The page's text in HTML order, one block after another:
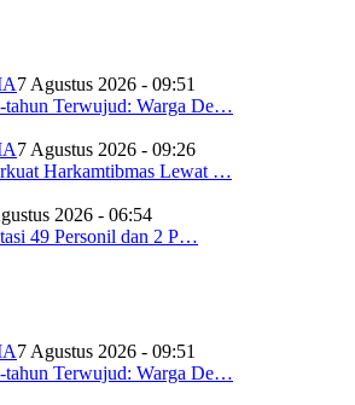
7 Agustus 2026 - 09:51
tahun Terwujud: Warga De…
7 Agustus 2026 - 09:26
Harkamtibmas Lewat …
2026 - 06:54
49 Personil dan 2 P…
7 Agustus 2026 - 09:51
tahun Terwujud: Warga De…